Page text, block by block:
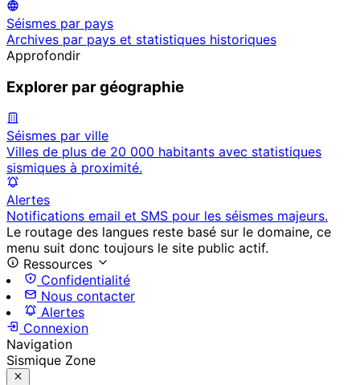
Séismes par pays
Archives par pays et statistiques historiques
Approfondir
Explorer par géographie
Séismes par ville
Villes de plus de 20 000 habitants avec statistiques
sismiques à proximité.
Alertes
Notifications email et SMS pour les séismes majeurs.
Le routage des langues reste basé sur le domaine, ce
menu suit donc toujours le site public actif.
Ressources
Confidentialité
Nous contacter
Alertes
Connexion
Navigation
Sismique Zone